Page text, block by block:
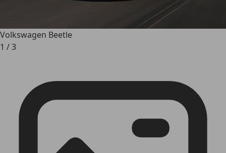
Volkswagen Beetle
1 /3